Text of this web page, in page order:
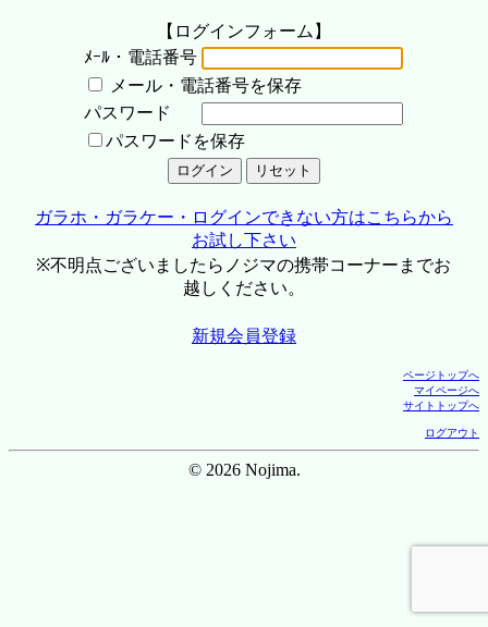
【ログインフォーム】
ﾒｰﾙ・電話番号
メール・電話番号を保存
パスワード
パスワードを保存
ガラホ・ガラケー・ログインできない方はこちらから
お試し下さい
※不明点ございましたらノジマの携帯コーナーまでお
越しください。
新規会員登録
ページトップへ
マイページへ
サイトトップへ
ログアウト
© 2026 Nojima.